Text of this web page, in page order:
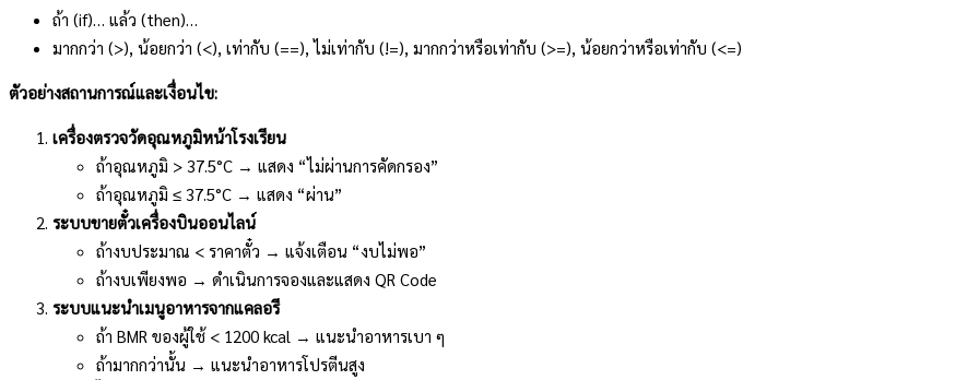
ถ้า (if)… แล้ว (then)…
มากกว่า (>), น้อยกว่า (<), เท่ากับ (==), ไม่เท่ากับ (!=), มากกว่าหรือเท่ากับ (>=), น้อยกว่าหรือเท่ากับ (<=)
ตัวอย่างสถานการณ์และเงื่อนไข:
เครื่องตรวจวัดอุณหภูมิหน้าโรงเรียน
ถ้าอุณหภูมิ > 37.5°C → แสดง “ไม่ผ่านการคัดกรอง”
ถ้าอุณหภูมิ ≤ 37.5°C → แสดง “ผ่าน”
ระบบขายตั๋วเครื่องบินออนไลน์
ถ้างบประมาณ < ราคาตั๋ว → แจ้งเตือน “งบไม่พอ”
ถ้างบเพียงพอ → ดำเนินการจองและแสดง QR Code
ระบบแนะนำเมนูอาหารจากแคลอรี
ถ้า BMR ของผู้ใช้ < 1200 kcal → แนะนำอาหารเบา ๆ
ถ้ามากกว่านั้น → แนะนำอาหารโปรตีนสูง